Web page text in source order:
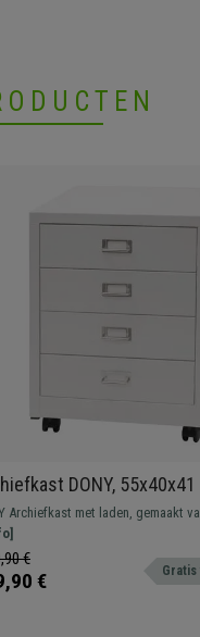
DONY,
van Staal, Kleur Wit
Archiefkast met laden, gemaakt
grote opslagcapaciteit.
€
€ Gratis